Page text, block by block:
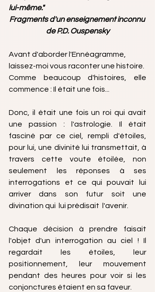
lui-même."
Fragments d'un enseignement inconnu
de P.D. Ouspensky
Avant d'aborder l'Ennéagramme,
laissez-moi vous raconter une histoire.
Comme beaucoup d'histoires, elle
commence : Il était une fois...
Donc, il était une fois un roi qui avait
une passion : l'astrologie. Il était
fasciné par ce ciel, rempli d'étoiles,
pour lui, une divinité lui transmettait, à
travers cette voute étoilée, non
seulement les réponses à ses
interrogations et ce qui pouvait lui
arriver dans son futur soit une
divination qui  lui prédisait  l'avenir.
Chaque décision à prendre faisait
l'objet d'un interrogation au ciel ! Il
regardait les étoiles, leur
positionnement, leur mouvement
pendant des heures pour voir si les
conjonctures étaient en sa faveur.